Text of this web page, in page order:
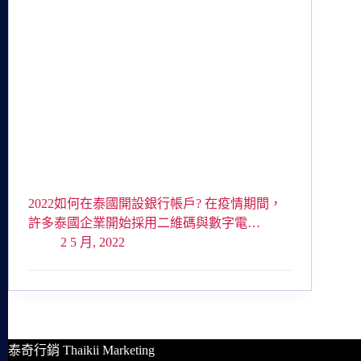
2022如何在泰國開設銀行帳戶? 在疫情期間，
許多泰國企業開始採用二維碼與數字電…
2 5 月, 2022
泰奇行銷 Thaikii Marketing